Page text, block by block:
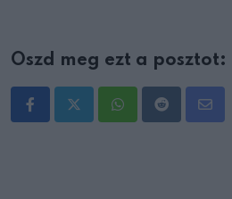
Oszd meg ezt a posztot:
WhatsappRedditShare